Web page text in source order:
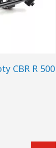
CBR R 500